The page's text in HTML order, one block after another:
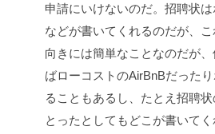
申請にいけないのだ。招聘状
などが書いてくれるのだが、
向きには簡単なことなのだが
ばローコストのAirBnBだった
ることもあるし、たとえ招聘
とったとしてもどこが書いて